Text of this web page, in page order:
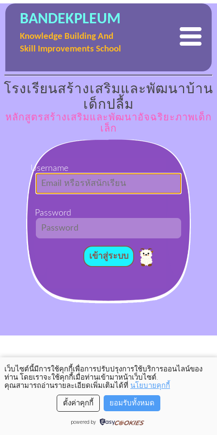
BANDEKPLEUM
Knowledge Building And
Skill Improvements School
โรงเรียนสร้างเสริมและพัฒนาบ้าน
เด็กปลื้ม
หลักสูตรสร้างเสริมและพัฒนาอัจฉริยะภาพเด็ก
เล็ก
Username
Password
เข้าสู่ระบบ
เว็บไซต์นี้มีการใช้คุกกี้เพื่อการปรับปรุงการใช้บริการออนไลน์ของ
ท่าน โดยเราจะใช้คุกกี้เมื่อท่านเข้ามาหน้าเว็บไซต์.
คุณสามารถอ่านรายละเอียดเพิ่มเติมได้ที่ นโยบายคุกกี้
ตั้งค่าคุกกี้
ยอมรับทั้งหมด
powered by